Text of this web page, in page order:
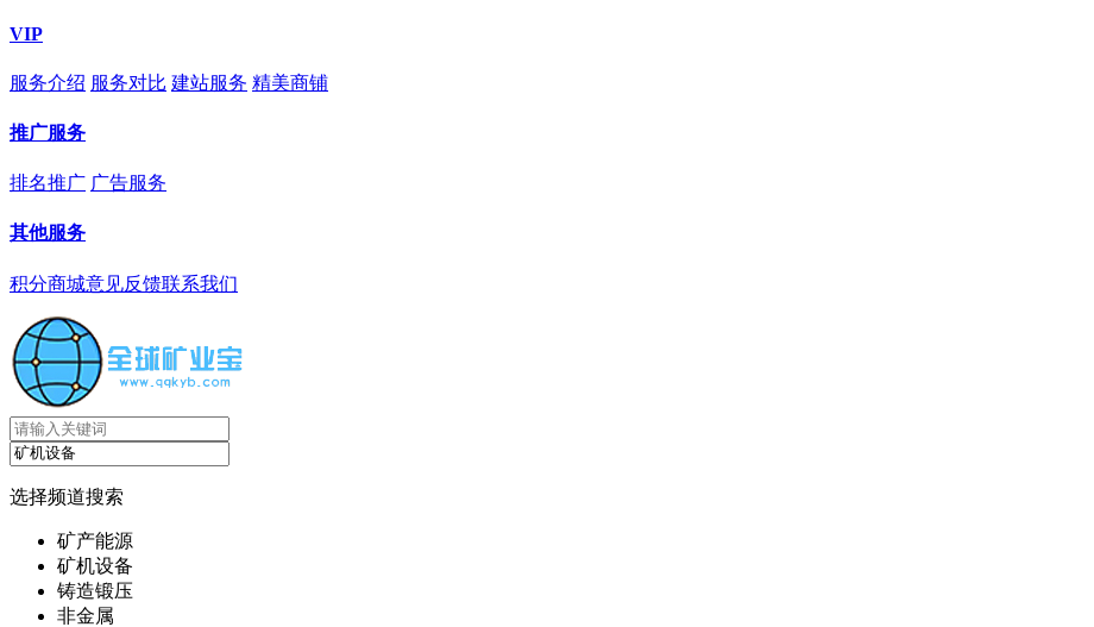
VIP
服务介绍 服务对比 建站服务 精美商铺
推广服务
排名推广 广告服务
其他服务
积分商城意见反馈联系我们
选择频道搜索
矿产能源
矿机设备
铸造锻压
非金属